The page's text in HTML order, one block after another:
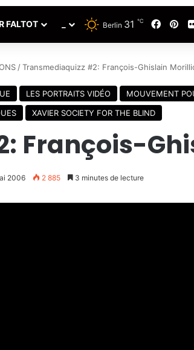
FALTOT Berlin 31 ℃
/ Transmediaquizz #2: François-Ghislain
LES PORTRAITS VIDÉO MOUVEMENT
XAVIER SOCIETY FOR THE BLIND
François-
2006 2 885 3 minutes de lecture